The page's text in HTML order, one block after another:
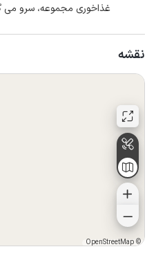
غذاخوری مجموعه، سرو می
نقشه
©
OpenStreetMap